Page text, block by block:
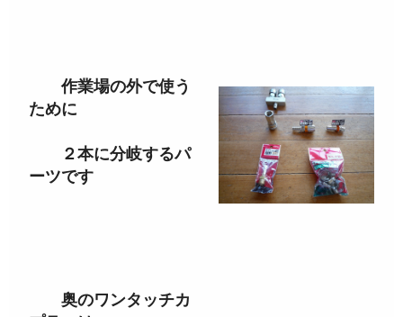
作業場の外で使う
ために
２本に分岐するパ
ーツです
奥のワンタッチカ